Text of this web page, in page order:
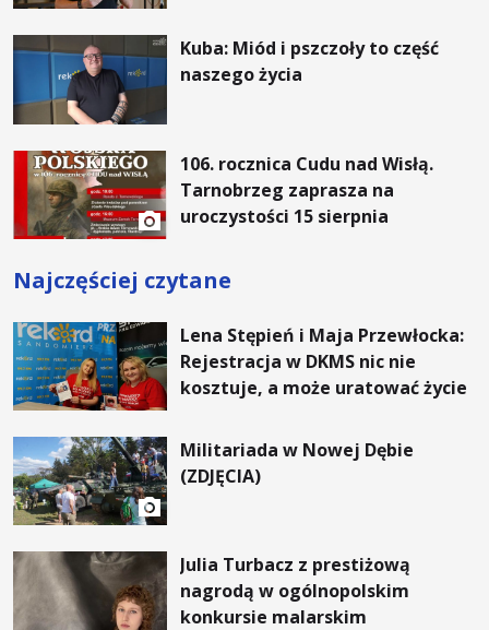
Kuba: Miód i pszczoły to część
naszego życia
106. rocznica Cudu nad Wisłą.
Tarnobrzeg zaprasza na
uroczystości 15 sierpnia
Najczęściej czytane
Lena Stępień i Maja Przewłocka:
Rejestracja w DKMS nic nie
kosztuje, a może uratować życie
Militariada w Nowej Dębie
(ZDJĘCIA)
Julia Turbacz z prestiżową
nagrodą w ogólnopolskim
konkursie malarskim